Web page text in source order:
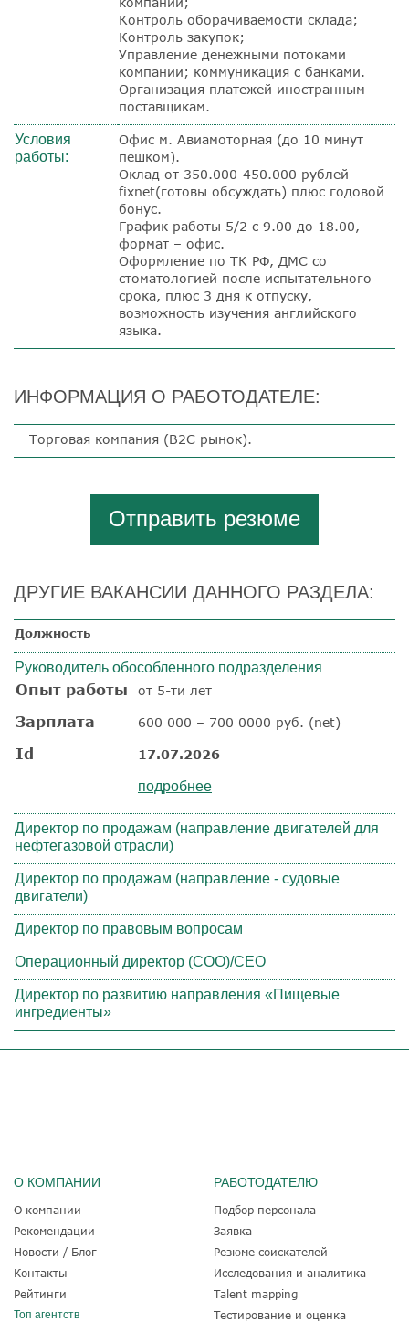
Контроль оборачиваемости склада;
Контроль закупок;
Управление денежными потоками
компании; коммуникация с банками.
Организация платежей иностранным
поставщикам.
Условия
работы:
Офис м. Авиамоторная (до 10 минут
пешком).
Оклад от 350.000-450.000 рублей
fixnet(готовы обсуждать) плюс годовой
бонус.
График работы 5/2 с 9.00 до 18.00,
формат – офис.
Оформление по ТК РФ, ДМС со
стоматологией после испытательного
срока, плюс 3 дня к отпуску,
возможность изучения английского
языка.
ИНФОРМАЦИЯ О РАБОТОДАТЕЛЕ:
Торговая компания (B2C рынок).
Отправить резюме
ДРУГИЕ ВАКАНСИИ ДАННОГО РАЗДЕЛА:
Должность
Руководитель обособленного подразделения
Опыт работы от 5-ти лет
Зарплата 600 000 – 700 0000 руб. (net)
Id 17.07.2026
подробнее
Директор по продажам (направление двигателей для
нефтегазовой отрасли)
Директор по продажам (направление - судовые
двигатели)
Директор по правовым вопросам
Операционный директор (COO)/CEO
Директор по развитию направления «Пищевые
ингредиенты»
О КОМПАНИИ
О компании
Рекомендации
Новости / Блог
Контакты
Рейтинги
Топ агентств
РАБОТОДАТЕЛЮ
Подбор персонала
Заявка
Резюме соискателей
Исследования и аналитика
Talent mapping
Тестирование и оценка